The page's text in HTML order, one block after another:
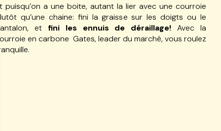
puisqu’on a une boite, autant la lier avec une courroie
qu’une chaine: fini la graisse sur les doigts ou le
et fini les ennuis de déraillage! Avec la
en carbone Gates, leader du marché, vous roulez